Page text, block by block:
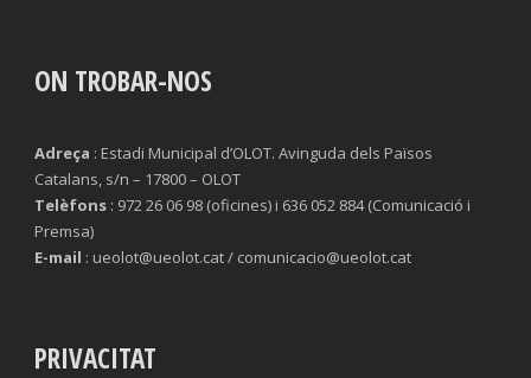
ON TROBAR-NOS
Adreça : Estadi Municipal d’OLOT. Avinguda dels Països
Catalans, s/n – 17800 – OLOT
Telèfons : 972 26 06 98 (oficines) i 636 052 884 (Comunicació i
Premsa)
E-mail : ueolot@ueolot.cat / comunicacio@ueolot.cat
PRIVACITAT